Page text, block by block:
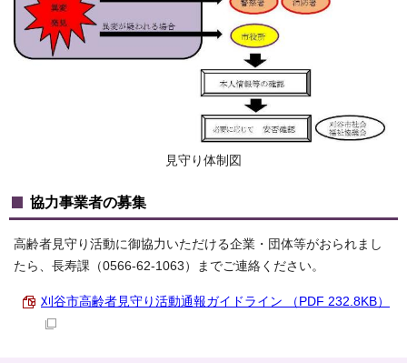
見守り体制図
協力事業者の募集
高齢者見守り活動に御協力いただける企業・団体等がおられまし
たら、長寿課（0566-62-1063）までご連絡ください。
刈谷市高齢者見守り活動通報ガイドライン （PDF 232.8KB）